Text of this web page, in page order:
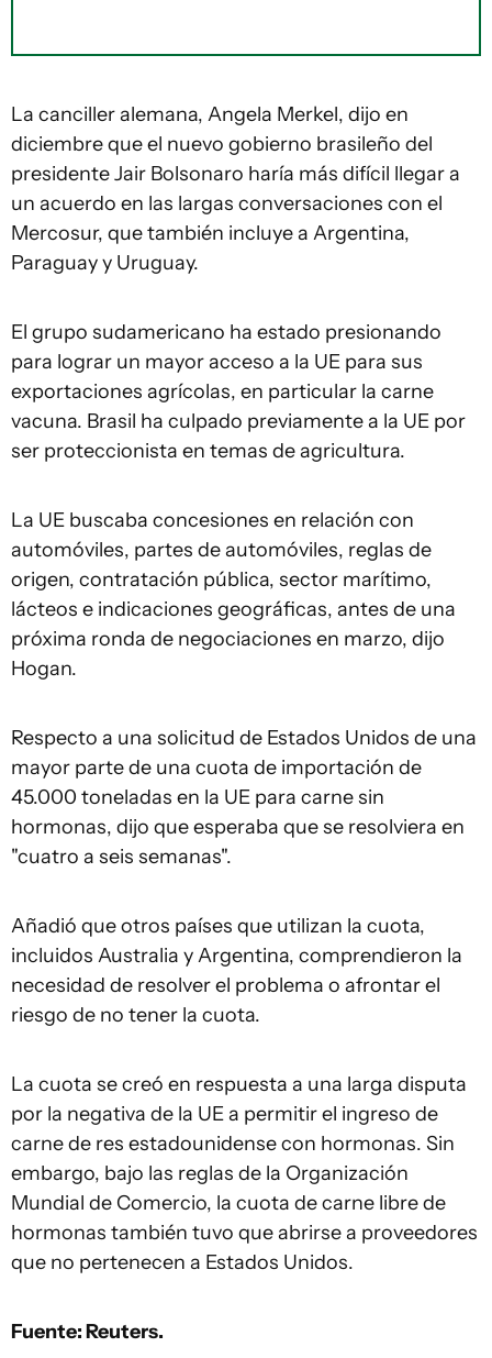
La canciller alemana, Angela Merkel, dijo en
diciembre que el nuevo gobierno brasileño del
presidente Jair Bolsonaro haría más difícil llegar a
un acuerdo en las largas conversaciones con el
Mercosur, que también incluye a Argentina,
Paraguay y Uruguay.
El grupo sudamericano ha estado presionando
para lograr un mayor acceso a la UE para sus
exportaciones agrícolas, en particular la carne
vacuna. Brasil ha culpado previamente a la UE por
ser proteccionista en temas de agricultura.
La UE buscaba concesiones en relación con
automóviles, partes de automóviles, reglas de
origen, contratación pública, sector marítimo,
lácteos e indicaciones geográficas, antes de una
próxima ronda de negociaciones en marzo, dijo
Hogan.
Respecto a una solicitud de Estados Unidos de una
mayor parte de una cuota de importación de
45.000 toneladas en la UE para carne sin
hormonas, dijo que esperaba que se resolviera en
"cuatro a seis semanas".
Añadió que otros países que utilizan la cuota,
incluidos Australia y Argentina, comprendieron la
necesidad de resolver el problema o afrontar el
riesgo de no tener la cuota.
La cuota se creó en respuesta a una larga disputa
por la negativa de la UE a permitir el ingreso de
carne de res estadounidense con hormonas. Sin
embargo, bajo las reglas de la Organización
Mundial de Comercio, la cuota de carne libre de
hormonas también tuvo que abrirse a proveedores
que no pertenecen a Estados Unidos.
Fuente: Reuters.